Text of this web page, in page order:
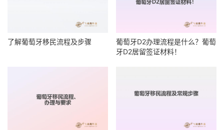
了解葡萄牙移民流程及步骤
葡萄牙D2办理流程是什么？葡萄
牙D2居留签证材料！